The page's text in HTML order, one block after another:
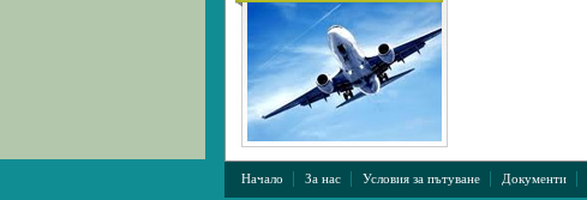
Начало За нас Условия за пътуване Документи